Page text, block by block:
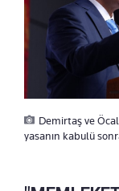
Demirtaş ve
yasanın kabulü